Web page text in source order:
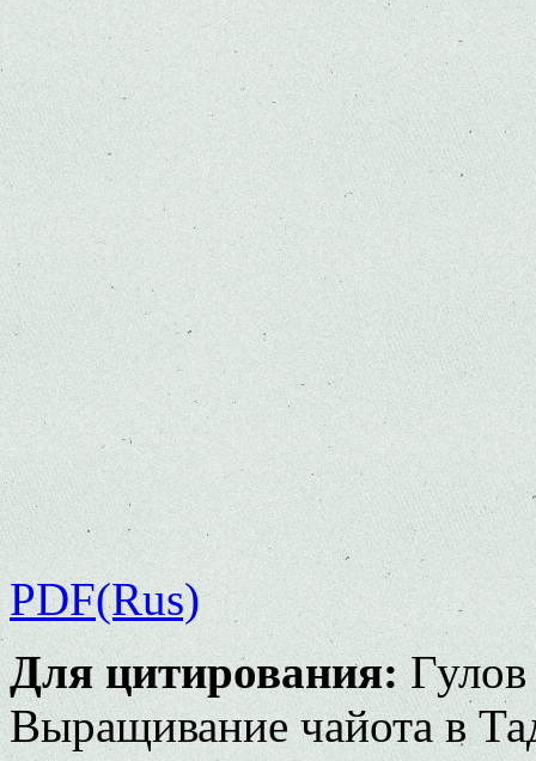
PDF(Rus)
Для цитирования:
Выращивание чайота в